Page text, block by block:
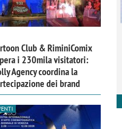
Club & RiminiComix
i 230mila visitatori:
Agency coordina la
dei brand
basta più descrivere i
bisogna comprenderli e
azioni»